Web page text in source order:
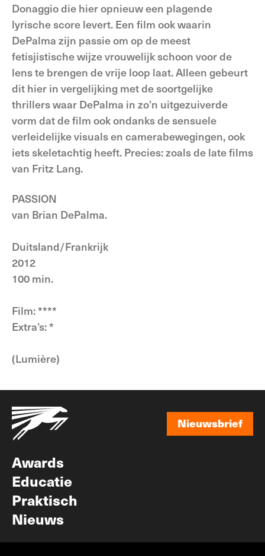
Donaggio die hier opnieuw een plagende
lyrische score levert. Een film ook waarin
DePalma zijn passie om op de meest
fetisjistische wijze vrouwelijk schoon voor de
lens te brengen de vrije loop laat. Alleen gebeurt
dit hier in vergelijking met de soortgelijke
thrillers waar DePalma in zo’n uitgezuiverde
vorm dat de film ook ondanks de sensuele
verleidelijke visuals en camerabewegingen, ook
iets skeletachtig heeft. Precies: zoals de late films
van Fritz Lang.
PASSION
van Brian DePalma.
Duitsland/Frankrijk
2012
100 min.
Film: ****
Extra’s: *
(Lumière)
Nieuwsbrief
Awards
Educatie
Praktisch
Nieuws